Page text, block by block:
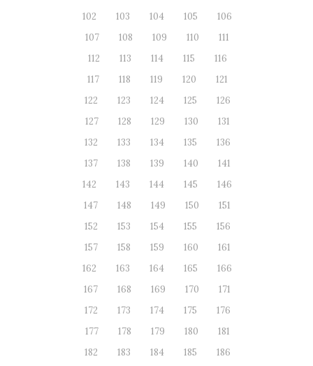
102
103 104 105
106
107
108 109 110
111
112
113 114 115
116
117
118 119 120
121
122
123 124 125
126
127
128 129 130
131
132
133 134 135
136
137
138 139 140
141
142
143 144 145
146
147
148 149 150
151
152
153 154 155
156
157
158 159 160
161
162
163 164 165
166
167
168 169 170
171
172
173 174 175
176
177
178 179 180
181
182
183 184 185
186